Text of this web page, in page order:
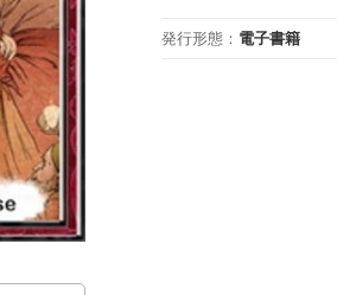
発行形態 ： 電子書籍